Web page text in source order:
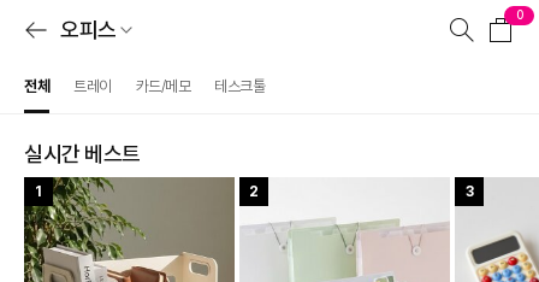
오피스
0
전체 트레이 카드/메모 테스크툴
실시간 베스트
1 2 3